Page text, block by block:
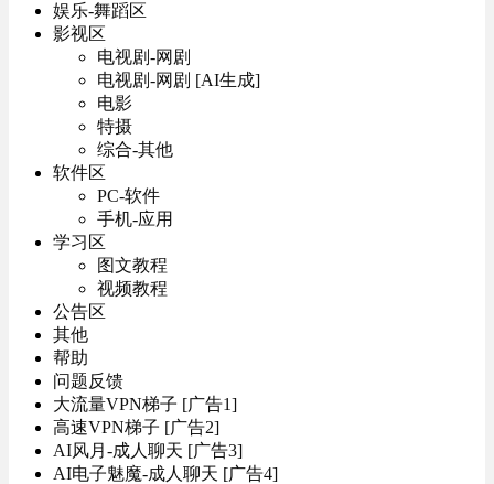
娱乐-舞蹈区
影视区
电视剧-网剧
电视剧-网剧 [AI生成]
电影
特摄
综合-其他
软件区
PC-软件
手机-应用
学习区
图文教程
视频教程
公告区
其他
帮助
问题反馈
大流量VPN梯子 [广告1]
高速VPN梯子 [广告2]
AI风月-成人聊天 [广告3]
AI电子魅魔-成人聊天 [广告4]